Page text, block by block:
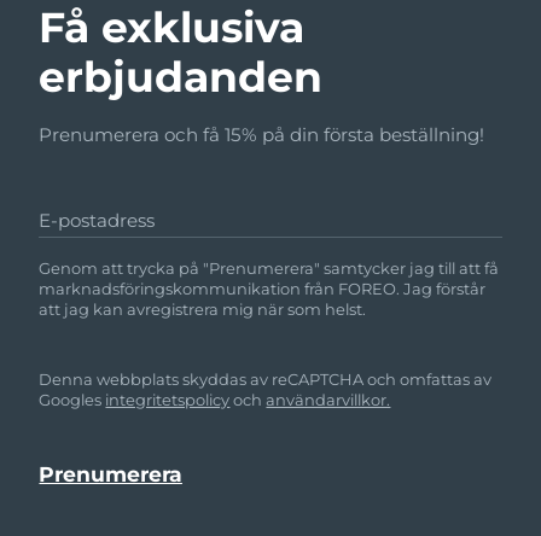
Få exklusiva
erbjudanden
Prenumerera och få 15% på din första beställning!
E-postadress
Genom att trycka på "Prenumerera" samtycker jag till att få
marknadsföringskommunikation från FOREO. Jag förstår
att jag kan avregistrera mig när som helst.
Denna webbplats skyddas av reCAPTCHA och omfattas av
Googles integritetspolicyochanvändarvillkor.